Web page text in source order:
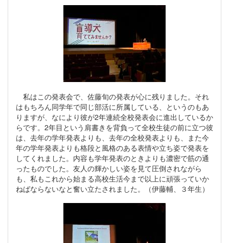
私はこの発表会で、佐藤旬の発表が心に残りました。それ
はもちろん同学年で同じ部活に所属している、というのもあ
りますが、なにより彼が2年連続全校発表会に進出しているか
らです。2年目という肩書きを背負って全校生徒の前に立つ彼
は、去年の学年発表よりも、去年の全校発表よりも、また今
年の学年発表よりも格段と風格のある表情や立ち姿で発表を
してくれました。内容も学年発表のときよりも濃密で筋の通
ったものでした。友人の輝かしい姿を見て圧倒されながら
も、私もこれから始まる高校生活今まで以上に頑張っていか
ねばならないなと奮い立たされました。（伊藤輔、３年生）